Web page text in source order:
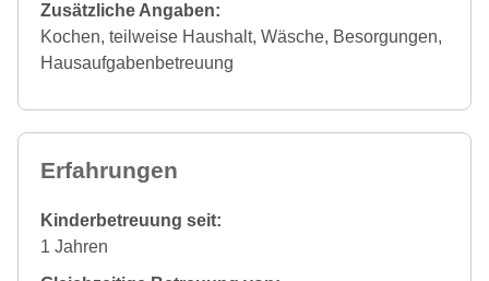
Zusätzliche Angaben:
Kochen, teilweise Haushalt, Wäsche, Besorgungen,
Hausaufgabenbetreuung
Erfahrungen
Kinderbetreuung seit:
1 Jahren